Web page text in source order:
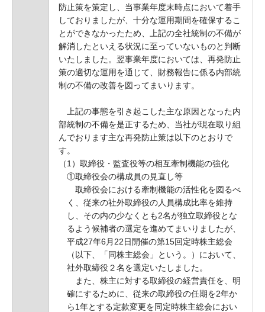
防止策を策定し、当事業年度末時点において着手
しておりましたが、十分な運用期間を確保するこ
とができなかったため、上記の全社統制の不備が
解消したといえる状況に至っていないものと判断
いたしました。翌事業年度においては、再発防止
策の適切な運用を通じて、財務報告に係る内部統
制の不備の改善を図ってまいります。
上記の事態を引き起こした主な原因となった内
部統制の不備を是正するため、当社が現在取り組
んでおります主な再発防止策は以下のとおりで
す。
（1）取締役・監査役等の相互牽制機能の強化
①取締役会の構成員の見直し等
取締役会における牽制機能の活性化を図るべ
く、従来の社外取締役の人員構成比率を維持
し、その内の少なくとも2名が独立取締役とな
るよう候補者の選定を進めてまいりましたが、
平成27年6月22日開催の第15回定時株主総会
（以下、「同株主総会」という。）において、
社外取締役２名を選定いたしました。
また、株主に対する取締役の経営責任を、明
確にするために、従来の取締役の任期を2年か
ら1年とする定款変更を同定時株主総会におい